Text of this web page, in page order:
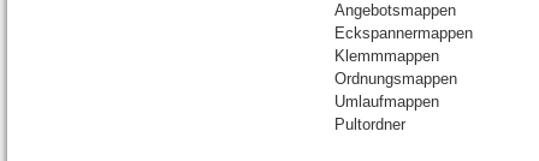
Angebotsmappen
Eckspannermappen
Klemmmappen
Ordnungsmappen
Umlaufmappen
Pultordner